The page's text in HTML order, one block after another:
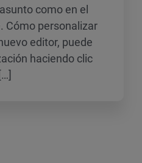
como en el
Cómo personalizar
editor, puede
haciendo clic